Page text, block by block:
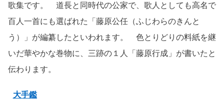
歌集です。 道長と同時代の公家で、歌人としても高名で
百人一首にも選ばれた「藤原公任（ふじわらのきんと
う）」が編纂したといわれます。 色とりどりの料紙を継
いだ華やかな巻物に、三跡の１人「藤原行成」が書いたと
伝わります。
大手鑑